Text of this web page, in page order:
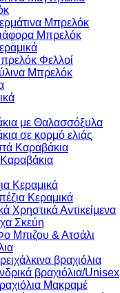
Μπρελόκ
Μπρελόκ
Φελλοί
Μπρελόκ
με Θαλασσόξυλα
σε κορμό ελιάς
Καραβάκια
Κεραμικά
Κεραμικά
Χρηστικά Αντικείμενα
Σκεύη
Μπιζου & Ατσάλι
βραχιόλια
βραχιόλια/Unisex
Μακραμέ